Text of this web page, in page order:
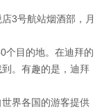
3号航站烟酒部，月
目的地。在迪拜的
。有趣的是，迪拜
界各国的游客提供